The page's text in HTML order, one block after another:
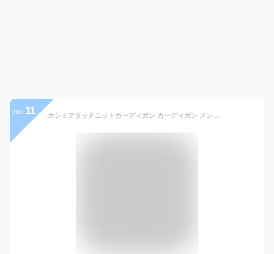
no. 11 カシミアタッチニットカーディガン カーディガン メンズ レディース 薄手 春夏 秋冬 ビジネス 男女兼用 通勤 通学 毛玉防止 無地 長袖 学生 スクールセーター 黒 ベージュ ネイビー 紺 シンプル きれいめ ユニセックス 秋服 冬服 ウエストシー